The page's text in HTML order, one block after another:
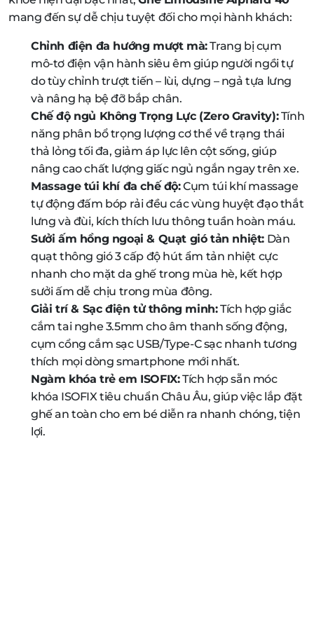
mang đến sự dễ chịu tuyệt đối cho mọi hành khách:
Chỉnh điện đa hướng mượt mà:Trang bị cụm
mô-tơ điện vận hành siêu êm giúp người ngồi tự
do tùy chỉnh trượt tiến – lùi, dựng – ngả tựa lưng
và nâng hạ bệ đỡ bắp chân.
Chế độ ngủ Không Trọng Lực (Zero Gravity):Tính
năng phân bổ trọng lượng cơ thể về trạng thái
thả lỏng tối đa, giảm áp lực lên cột sống, giúp
nâng cao chất lượng giấc ngủ ngắn ngay trên xe.
Massage túi khí đa chế độ:Cụm túi khí massage
tự động đấm bóp rải đều các vùng huyệt đạo thắt
lưng và đùi, kích thích lưu thông tuần hoàn máu.
Sưởi ấm hồng ngoại & Quạt gió tản nhiệt: Dàn
quạt thông gió 3 cấp độ hút ẩm tản nhiệt cực
nhanh cho mặt da ghế trong mùa hè, kết hợp
sưởi ấm dễ chịu trong mùa đông.
Giải trí & Sạc điện tử thông minh:Tích hợp giắc
cắm tai nghe 3.5mm cho âm thanh sống động,
cụm cổng cắm sạc USB/Type-C sạc nhanh tương
thích mọi dòng smartphone mới nhất.
Ngàm khóa trẻ em ISOFIX:Tích hợp sẵn móc
khóa ISOFIX tiêu chuẩn Châu Âu, giúp việc lắp đặt
ghế an toàn cho em bé diễn ra nhanh chóng, tiện
lợi.